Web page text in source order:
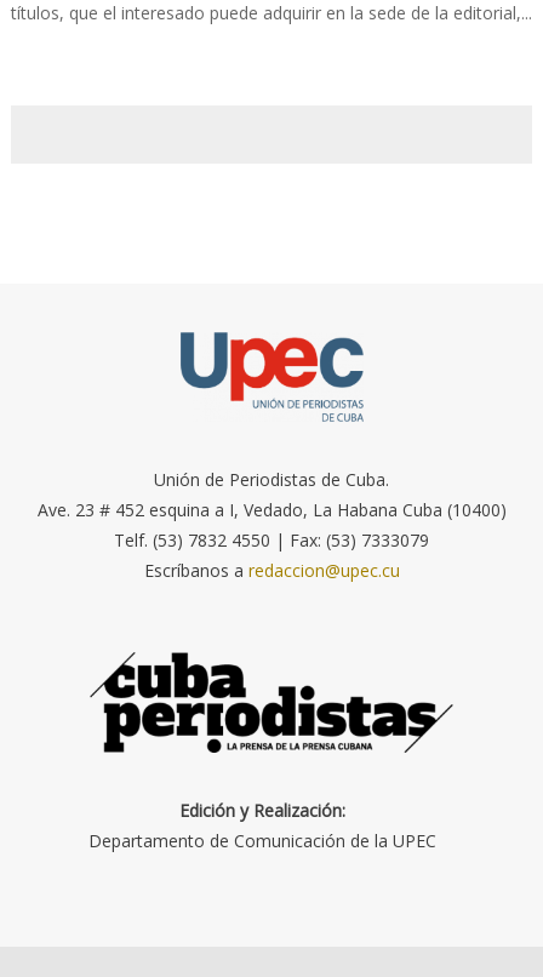
títulos, que el interesado puede adquirir en la sede de la editorial,...
Unión de Periodistas de Cuba.
Ave. 23 # 452 esquina a I, Vedado, La Habana Cuba (10400)
Telf. (53) 7832 4550 | Fax: (53) 7333079
Escríbanos a redaccion@upec.cu
Edición y Realización:
Departamento de Comunicación de la UPEC